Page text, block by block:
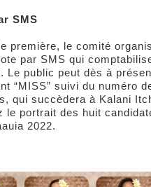
SMS
première, le comité
par SMS qui
Le public peut dès à
“MISS” suivi du numéro
qui succèdera à Kalani
le portrait des huit
2022.